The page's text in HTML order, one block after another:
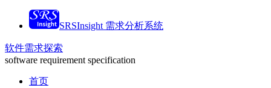
SRSInsight 需求分析系统
软件需求探索
software requirement specification
首页